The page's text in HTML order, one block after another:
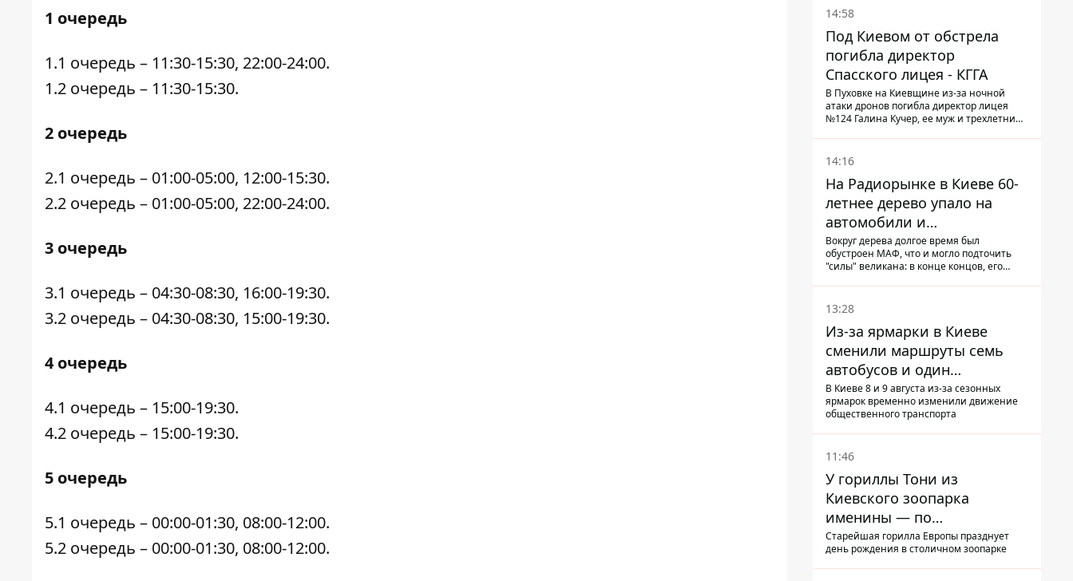
1 очередь
1.1 очередь – 11:30-15:30, 22:00-24:00.
1.2 очередь – 11:30-15:30.
2 очередь
2.1 очередь – 01:00-05:00, 12:00-15:30.
2.2 очередь – 01:00-05:00, 22:00-24:00.
3 очередь
3.1 очередь – 04:30-08:30, 16:00-19:30.
3.2 очередь – 04:30-08:30, 15:00-19:30.
4 очередь
4.1 очередь – 15:00-19:30.
4.2 очередь – 15:00-19:30.
5 очередь
5.1 очередь – 00:00-01:30, 08:00-12:00.
5.2 очередь – 00:00-01:30, 08:00-12:00.
14:58
Под Киевом от обстрела
погибла директор
Спасского лицея - КГГА
В Пуховке на Киевщине из-за ночной
атаки дронов погибла директор лицея
№124 Галина Кучер, ее муж и трехлетний
14:16
На Радиорынке в Киеве 60-
летнее дерево упало на
автомобили и
травмировало человека -
подробности
Вокруг дерева долгое время был
обустроен МАФ, что и могло подточить
"силы" великана: в конце концов, его
13:28
Из-за ярмарки в Киеве
сменили маршруты семь
автобусов и один
троллейбус
В Киеве 8 и 9 августа из-за сезонных
ярмарок временно изменили движение
общественного транспорта
11:46
У гориллы Тони из
Киевского зоопарка
именины — по
человеческим меркам ему
уже больше 90 лет
Старейшая горилла Европы празднует
день рождения в столичном зоопарке